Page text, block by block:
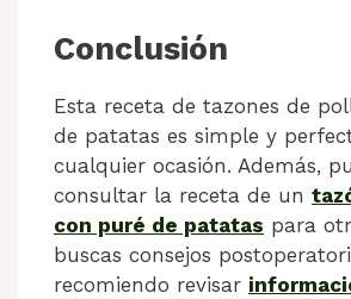
Conclusión
Esta receta de tazones de
de patatas es simple y
cualquier ocasión. Además,
consultar la receta de un
con puré de patatas para
buscas consejos
recomiendo revisar